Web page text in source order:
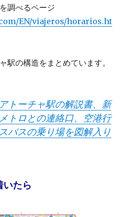
調べるページ
EN/viajeros/horarios.ht
駅の構造をまとめています。
トーチャ駅の解説書、新
トロとの連絡口、空港行
バスの乗り場を図解入り
いたら